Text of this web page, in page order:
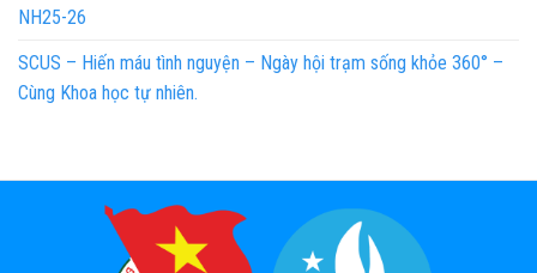
NH25-26
SCUS – Hiến máu tình nguyện – Ngày hội trạm sống khỏe 360° –
Cùng Khoa học tự nhiên.